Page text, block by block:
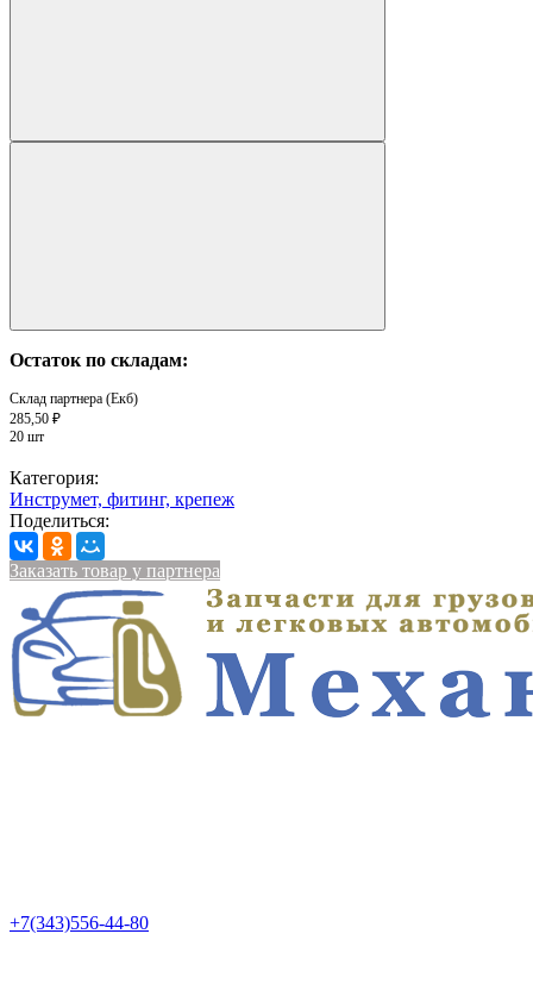
Остаток по складам:
Склад партнера (Екб)
285,50 ₽
20 шт
Категория:
Инструмет, фитинг, крепеж
Поделиться:
Заказать товар у партнера
+7(343)556-44-80